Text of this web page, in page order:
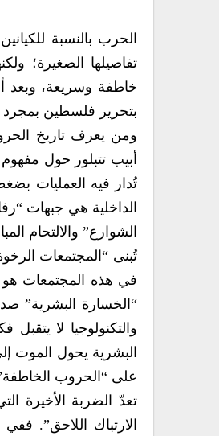
الحرب بالنسبة
تفاصيلها الصغيرة؛
خاطفة وسريعة، وبعد
بتحرير فلسطين بمجرد
ومن يعرف تاريخ
أبيب تتبلور حول
تُدار فيه العمليات
الداخلية هي جبهات
الشوارع” والالتحام
تُبنى “المجتمعات
في هذه المجتمعات هو
“الخسارة البشرية”
والتكنولوجيا لا
البشرية يحول الموت
على “الحروب
تعدّ الضربة الأخيرة
الارتباك اللاحق”.